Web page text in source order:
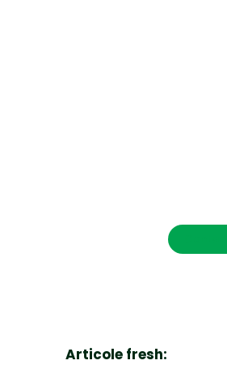
Articole fresh: